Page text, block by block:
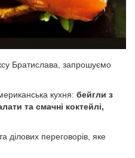
Братислава, запрошуємо
кухня: бейгли з
та смачні коктейлі,
ділових переговорів, яке